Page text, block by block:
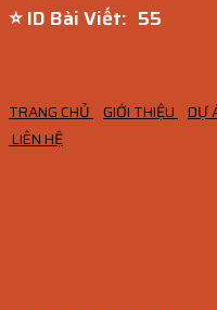
⭐ ID Bài Viết: 53
TRANG CHỦ GIỚI THIỆU DỰ
LIÊN HỆ